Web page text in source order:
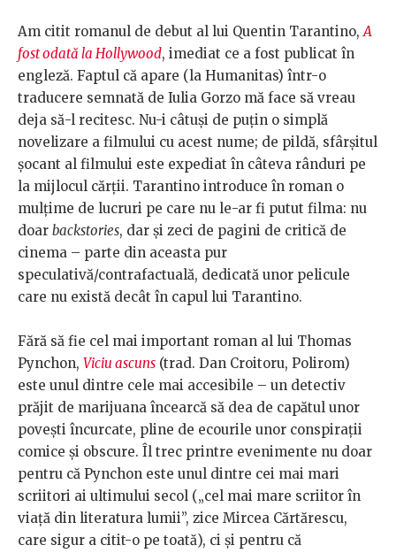
Am citit romanul de debut al lui Quentin Tarantino,A
fost odată la Hollywood, imediat ce a fost publicat în
engleză. Faptul că apare (la Humanitas) într-o
traducere semnată de Iulia Gorzo mă face să vreau
deja să-l recitesc. Nu-i câtuși de puțin o simplă
novelizare a filmului cu acest nume; de pildă, sfârșitul
șocant al filmului este expediat în câteva rânduri pe
la mijlocul cărții. Tarantino introduce în roman o
mulțime de lucruri pe care nu le-ar fi putut filma: nu
doar backstories, dar și zeci de pagini de critică de
cinema – parte din aceasta pur
speculativă/contrafactuală, dedicată unor pelicule
care nu există decât în capul lui Tarantino.
Fără să fie cel mai important roman al lui Thomas
Pynchon, Viciu ascuns (trad. Dan Croitoru, Polirom)
este unul dintre cele mai accesibile – un detectiv
prăjit de marijuana încearcă să dea de capătul unor
povești încurcate, pline de ecourile unor conspirații
comice și obscure. Îl trec printre evenimente nu doar
pentru că Pynchon este unul dintre cei mai mari
scriitori ai ultimului secol („cel mai mare scriitor în
viață din literatura lumii”, zice Mircea Cărtărescu,
care sigur a citit-o pe toată), ci și pentru că